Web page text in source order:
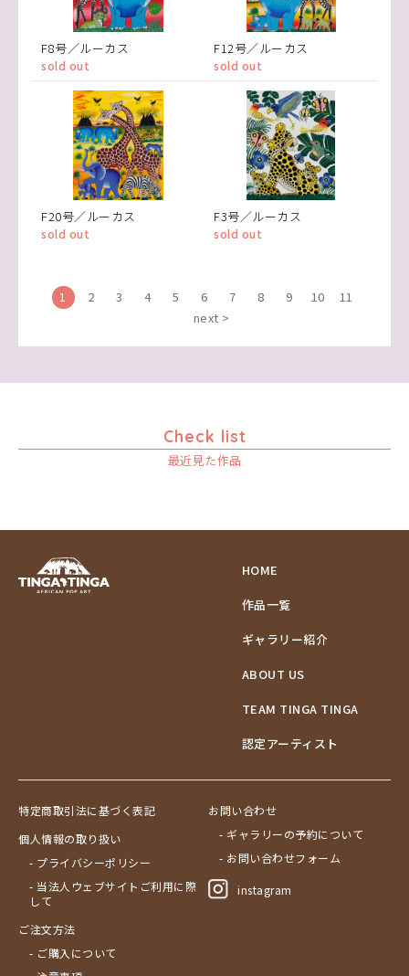
F8号／ルーカス
sold out
F12号／ルーカス
sold out
F20号／ルーカス
sold out
F3号／ルーカス
sold out
1 2 3 4 5 6 7 8 9 10
11
next >
Check list
最近見た作品
HOME
作品一覧
ギャラリー紹介
ABOUT US
TEAM TINGA TINGA
認定アーティスト
特定商取引法に基づく表記
個人情報の取り扱い
- プライバシーポリシー
- 当法人ウェブサイトご利用に際
して
ご注文方法
- ご購入について
お問い合わせ
- ギャラリーの予約について
- お問い合わせフォーム
instagram